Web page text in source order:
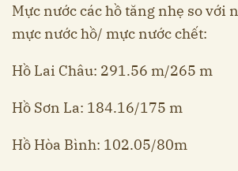
Mực nước các hồ tăng nhẹ so với
mực nước hồ/ mực nước chết:
Hồ Lai Châu: 291.56 m/265 m
Hồ Sơn La: 184.16/175 m
Hồ Hòa Bình: 102.05/80m